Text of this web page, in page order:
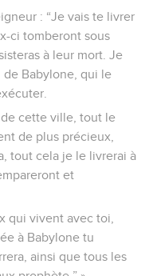
: “Je vais te livrer
ci tomberont sous
à leur mort. Je
Babylone, qui le
cette ville, tout le
de plus précieux,
tout cela je le livrerai à
et
qui vivent avec toi,
à Babylone tu
ainsi que tous les